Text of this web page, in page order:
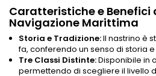
Caratteristiche e Benefici
Navigazione Marittima
Storia e Tradizione:Il nastrino è
fa, conferendo un senso di storia
Tre Classi Distinte:Disponibile in
permettendo di scegliere il livello